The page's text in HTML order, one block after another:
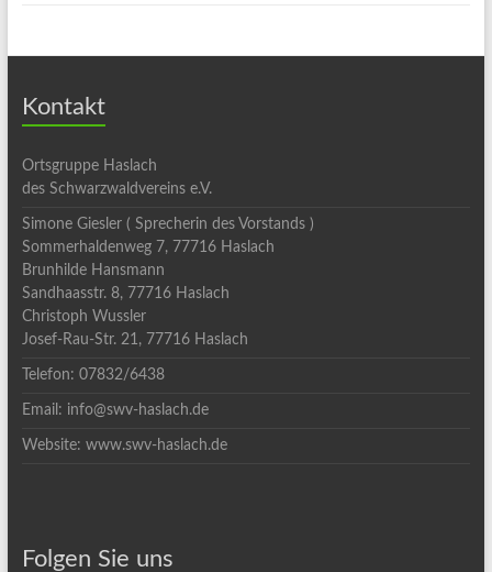
Kontakt
Ortsgruppe Haslach
des Schwarzwaldvereins e.V.
Simone Giesler ( Sprecherin des Vorstands )
Sommerhaldenweg 7, 77716 Haslach
Brunhilde Hansmann
Sandhaasstr. 8, 77716 Haslach
Christoph Wussler
Josef-Rau-Str. 21, 77716 Haslach
Telefon: 07832/6438
Email: info@swv-haslach.de
Website: www.swv-haslach.de
Folgen Sie uns